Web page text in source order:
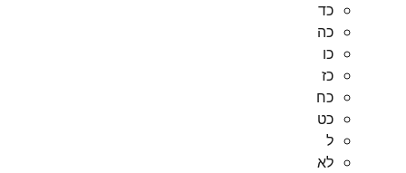
כד
כה
כו
כז
כח
כט
ל
לא